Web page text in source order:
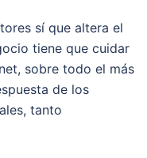
sí que altera el
tiene que cuidar
sobre todo el más
de los
tanto